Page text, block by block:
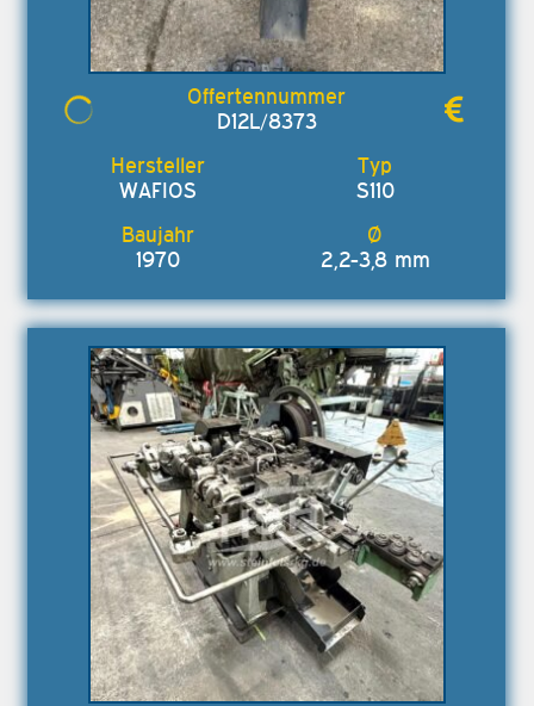
D12L/8373
WAFIOS S110
1970 2,2-3,8 mm